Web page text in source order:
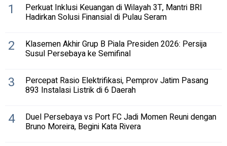
1 Perkuat Inklusi Keuangan di Wilayah 3T, Mantri BRI
Hadirkan Solusi Finansial di Pulau Seram
2 Klasemen Akhir Grup B Piala Presiden 2026: Persija
Susul Persebaya ke Semifinal
3 Percepat Rasio Elektrifikasi, Pemprov Jatim Pasang
893 Instalasi Listrik di 6 Daerah
4 Duel Persebaya vs Port FC Jadi Momen Reuni dengan
Bruno Moreira, Begini Kata Rivera